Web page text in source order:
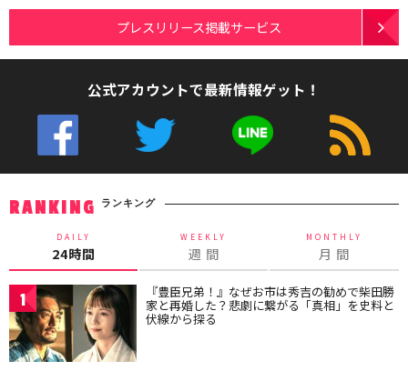
プレスリリース掲載サービス
公式アカウントで最新情報ゲット！
RANKING ランキング
DAILY
24時間
WEEKLY
週 間
MONTHLY
月 間
1 『豊臣兄弟！』なぜお市は秀吉の勧めで柴田勝
家と再婚した？悲劇に繋がる「真相」を史料と
伏線から探る